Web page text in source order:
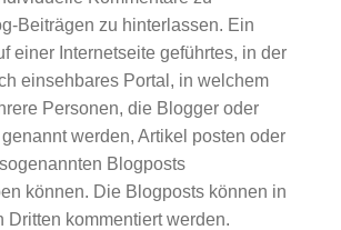
Beiträgen zu hinterlassen. Ein
einer Internetseite geführtes, in der
einsehbares Portal, in welchem
Personen, die Blogger oder
werden, Artikel posten oder
Blogposts
können. Die Blogposts können in
Dritten kommentiert werden.